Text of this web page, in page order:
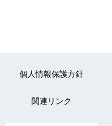
個人情報保護方針
関連リンク